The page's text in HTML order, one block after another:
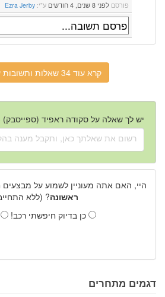
פורסם לפני 8 שנים, 4 חודשים ע"י: Ezra Jerby
קרא עוד 34 שאלות ותשובות על רכב זה.
יש לך שאלה על סקודה ראפיד (ספייסבק) 2013 - 2018 החדשה?
היי, האם אתה מעוניין לשמוע על
ראשונה? (ללא
כן בדיוק חיפשתי רכב!
דגמים מתחרים